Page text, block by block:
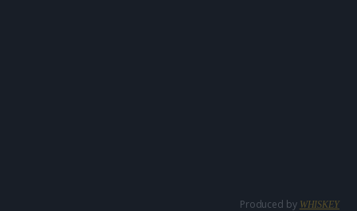
Produced by WHISKEY